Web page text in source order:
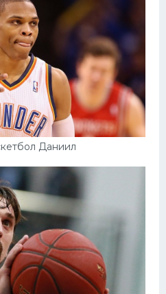
Даниил